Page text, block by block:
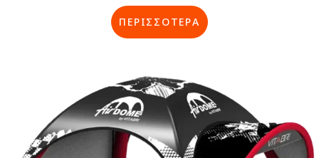
ΠΕΡΙΣΣΟΤΕΡΑ